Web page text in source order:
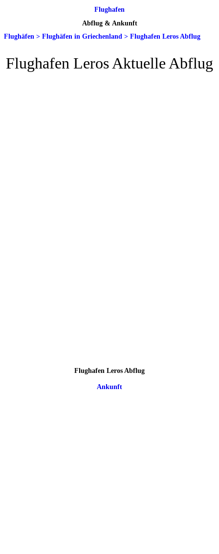
Flughafen
Abflug & Ankunft
Flughäfen > Flughäfen in Griechenland > Flughafen Leros Abflug
Flughafen Leros Aktuelle Abflug
Flughafen Leros Abflug
Ankunft